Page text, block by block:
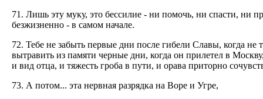
71. Лишь эту муку, это бессилие - ни помочь, ни спасти, ни
безжизненно - в самом начале.
72. Тебе не забыть первые дни после гибели Славы, когда
вытравить из памяти черные дни, когда он прилетел в
и вид отца, и тяжесть гроба в пути, и орава приторно
73. А потом... эта нервная разрядка на Воре и Угре,